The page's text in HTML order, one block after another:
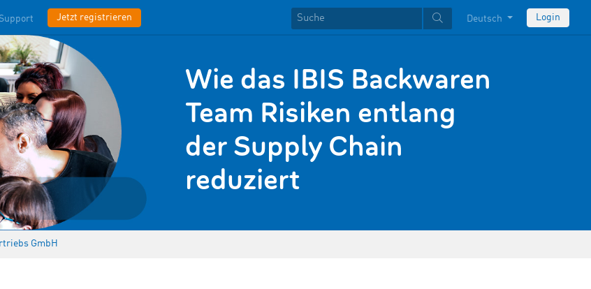
Support Jetzt registrieren Deutsch Login
Wie das IBIS Backwaren
Team Risiken entlang
der Supply Chain
reduziert
GmbH